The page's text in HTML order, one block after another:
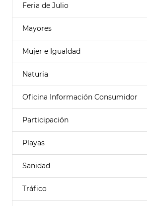
Feria de Julio
Mayores
Mujer e Igualdad
Naturia
Oficina Información Consumidor
Participación
Playas
Sanidad
Tráfico